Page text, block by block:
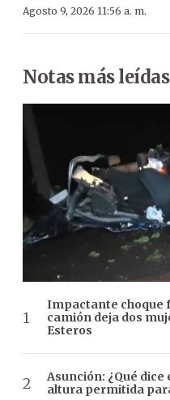
Agosto 9, 2026 11:56 a. m.
Notas más leídas
Impactante choque
camión deja dos
Esteros
Asunción: ¿Qué
altura permitida